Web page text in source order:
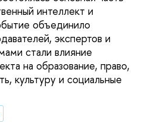
интеллект и
объединило
экспертов и
стали влияние
на образование, право,
культуру и социальные